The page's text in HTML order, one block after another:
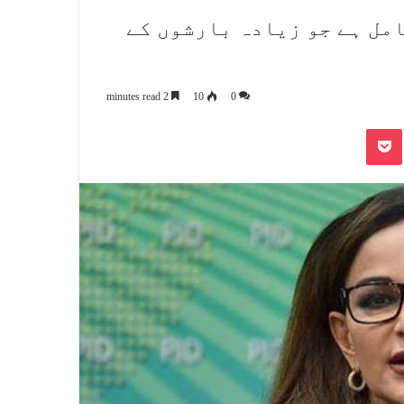
ممالک میں شامل ہے جو زیادہ بارشوں کے
0
10